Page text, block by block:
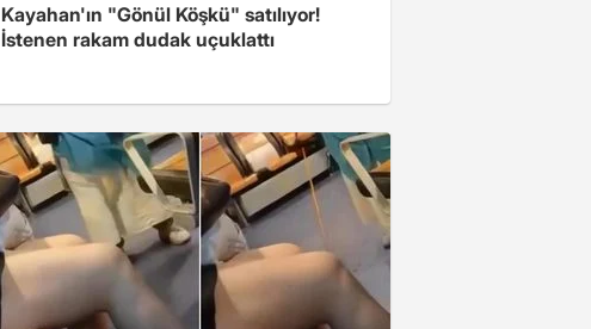
Kayahan'ın "Gönül Köşkü" satılıyor!
İstenen rakam dudak uçuklattı